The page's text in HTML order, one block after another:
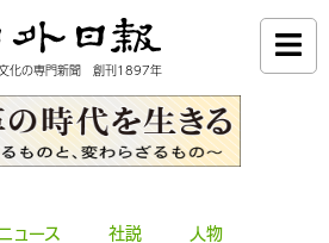
化の専門新聞 創刊1897年
ニュース 社説 人物